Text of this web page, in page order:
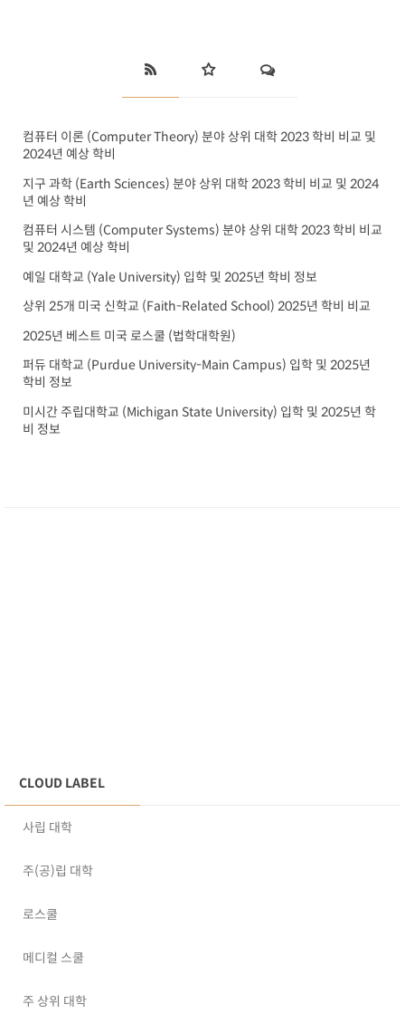
컴퓨터 이론 (Computer Theory) 분야 상위 대학 2023 학비 비교 및
2024년 예상 학비
지구 과학 (Earth Sciences) 분야 상위 대학 2023 학비 비교 및 2024
년 예상 학비
컴퓨터 시스템 (Computer Systems) 분야 상위 대학 2023 학비 비교
및 2024년 예상 학비
예일 대학교 (Yale University) 입학 및 2025년 학비 정보
상위 25개 미국 신학교 (Faith-Related School) 2025년 학비 비교
2025년 베스트 미국 로스쿨 (법학대학원)
퍼듀 대학교 (Purdue University-Main Campus) 입학 및 2025년
학비 정보
미시간 주립대학교 (Michigan State University) 입학 및 2025년 학
비 정보
CLOUD LABEL
사립 대학
주(공)립 대학
로스쿨
메디컬 스쿨
주 상위 대학